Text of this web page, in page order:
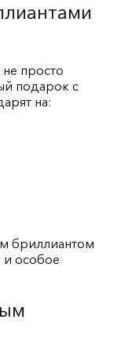
просто
подарок с
на:
бриллиантом
и особое